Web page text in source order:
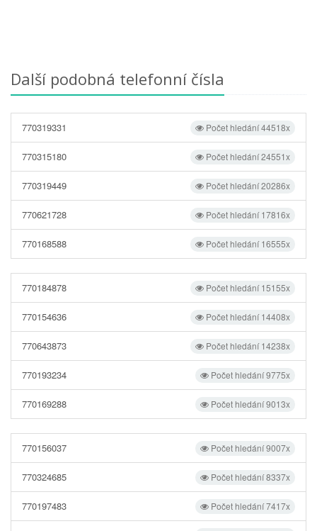
Další podobná telefonní čísla
Počet hledání 44518x
770319331
Počet hledání 24551x
770315180
Počet hledání 20286x
770319449
Počet hledání 17816x
770621728
Počet hledání 16555x
770168588
Počet hledání 15155x
770184878
Počet hledání 14408x
770154636
Počet hledání 14238x
770643873
Počet hledání 9775x
770193234
Počet hledání 9013x
770169288
Počet hledání 9007x
770156037
Počet hledání 8337x
770324685
Počet hledání 7417x
770197483